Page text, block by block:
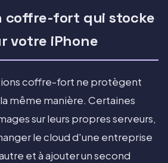
coffre-fort qui stocke
votre iPhone
coffre-fort ne protègent
même manière. Certaines
sur leurs propres serveurs,
le cloud d'une entreprise
et à ajouter un second